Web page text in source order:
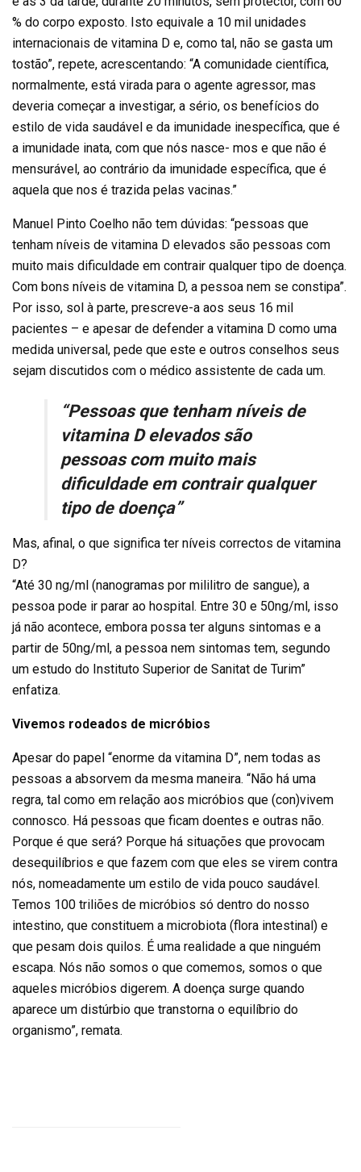
% do corpo exposto. Isto equivale a 10 mil unidades
internacionais de vitamina D e, como tal, não se gasta um
tostão”, repete, acrescentando: “A comunidade científica,
normalmente, está virada para o agente agressor, mas
deveria começar a investigar, a sério, os benefícios do
estilo de vida saudável e da imunidade inespecífica, que é
a imunidade inata, com que nós nasce- mos e que não é
mensurável, ao contrário da imunidade específica, que é
aquela que nos é trazida pelas vacinas.”
Manuel Pinto Coelho não tem dúvidas: “pessoas que
tenham níveis de vitamina D elevados são pessoas com
muito mais dificuldade em contrair qualquer tipo de doença.
Com bons níveis de vitamina D, a pessoa nem se constipa”.
Por isso, sol à parte, prescreve-a aos seus 16 mil
pacientes – e apesar de defender a vitamina D como uma
medida universal, pede que este e outros conselhos seus
sejam discutidos com o médico assistente de cada um.
“Pessoas que tenham níveis de
vitamina D elevados são
pessoas com muito mais
dificuldade em contrair qualquer
tipo de doença”
Mas, afinal, o que significa ter níveis correctos de vitamina
D?
“Até 30 ng/ml (nanogramas por mililitro de sangue), a
pessoa pode ir parar ao hospital. Entre 30 e 50ng/ml, isso
já não acontece, embora possa ter alguns sintomas e a
partir de 50ng/ml, a pessoa nem sintomas tem, segundo
um estudo do Instituto Superior de Sanitat de Turim”
enfatiza.
Vivemos rodeados de micróbios
Apesar do papel “enorme da vitamina D”, nem todas as
pessoas a absorvem da mesma maneira. “Não há uma
regra, tal como em relação aos micróbios que (con)vivem
connosco. Há pessoas que ficam doentes e outras não.
Porque é que será? Porque há situações que provocam
desequilíbrios e que fazem com que eles se virem contra
nós, nomeadamente um estilo de vida pouco saudável.
Temos 100 triliões de micróbios só dentro do nosso
intestino, que constituem a microbiota (flora intestinal) e
que pesam dois quilos. É uma realidade a que ninguém
escapa. Nós não somos o que comemos, somos o que
aqueles micróbios digerem. A doença surge quando
aparece um distúrbio que transtorna o equilíbrio do
organismo”, remata.